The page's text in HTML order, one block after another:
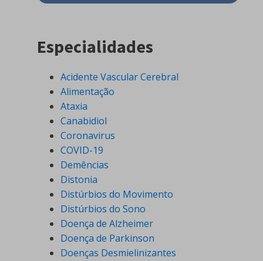
Especialidades
Acidente Vascular Cerebral
Alimentação
Ataxia
Canabidiol
Coronavirus
COVID-19
Demências
Distonia
Distúrbios do Movimento
Distúrbios do Sono
Doença de Alzheimer
Doença de Parkinson
Doenças Desmielinizantes